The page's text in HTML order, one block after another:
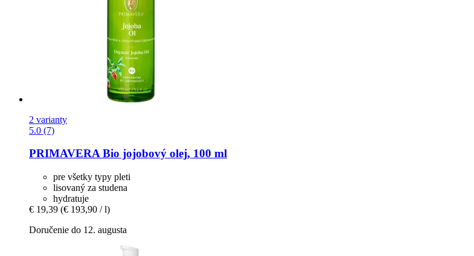
2 varianty
5.0 (7)
PRIMAVERABio jojobový olej, 100 ml
pre všetky typy pleti
lisovaný za studena
hydratuje
€ 19,39 (€ 193,90 / l)
Doručenie do 12. augusta